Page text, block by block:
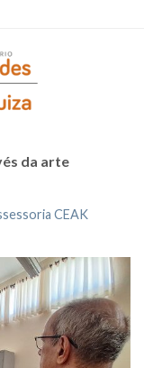
da arte
CEAK